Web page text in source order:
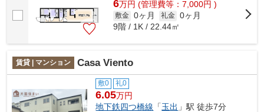
6万円 (管理費等：7,000円 )
敷金 0ヶ月 礼金 0ヶ月
9階 / 1K / 22.44㎡
賃貸 | マンション Casa Viento
敷0 礼0
6.05万円
地下鉄四つ橋線 「玉出 」駅 徒歩7分